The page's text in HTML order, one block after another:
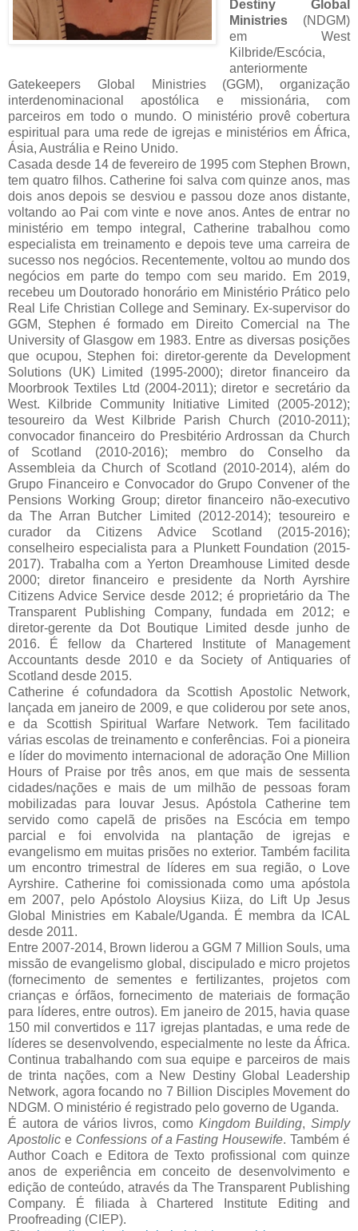
Destiny Global
Ministries(NDGM)
em West
Kilbride/Escócia,
anteriormente
Gatekeepers Global Ministries (GGM), organização
interdenominacional apostólica e missionária, com
parceiros em todo o mundo. O ministério provê cobertura
espiritual para uma rede de igrejas e ministérios em África,
Ásia, Austrália e Reino Unido.
Casada desde 14 de fevereiro de 1995 com Stephen Brown,
tem quatro filhos. Catherine foi salva com quinze anos, mas
dois anos depois se desviou e passou doze anos distante,
voltando ao Pai com vinte e nove anos. Antes de entrar no
ministério em tempo integral, Catherine trabalhou como
especialista em treinamento e depois teve uma carreira de
sucesso nos negócios. Recentemente, voltou ao mundo dos
negócios em parte do tempo com seu marido. Em 2019,
recebeu um Doutorado honorário em Ministério Prático pelo
Real Life Christian College and Seminary. Ex-supervisor do
GGM, Stephen é formado em Direito Comercial na The
University of Glasgow em 1983. Entre as diversas posições
que ocupou, Stephen foi: diretor-gerente da Development
Solutions (UK) Limited (1995-2000); diretor financeiro da
Moorbrook Textiles Ltd (2004-2011); diretor e secretário da
West. Kilbride Community Initiative Limited (2005-2012);
tesoureiro da West Kilbride Parish Church (2010-2011);
convocador financeiro do Presbitério Ardrossan da Church
of Scotland (2010-2016); membro do Conselho da
Assembleia da Church of Scotland (2010-2014), além do
Grupo Financeiro e Convocador do Grupo Convener of the
Pensions Working Group; diretor financeiro não-executivo
da The Arran Butcher Limited (2012-2014); tesoureiro e
curador da Citizens Advice Scotland (2015-2016);
conselheiro especialista para a Plunkett Foundation (2015-
2017). Trabalha com a Yerton Dreamhouse Limited desde
2000; diretor financeiro e presidente da North Ayrshire
Citizens Advice Service desde 2012; é proprietário da The
Transparent Publishing Company, fundada em 2012; e
diretor-gerente da Dot Boutique Limited desde junho de
2016. É fellow da Chartered Institute of Management
Accountants desde 2010 e da Society of Antiquaries of
Scotland desde 2015.
Catherine é cofundadora da Scottish Apostolic Network,
lançada em janeiro de 2009, e que coliderou por sete anos,
e da Scottish Spiritual Warfare Network. Tem facilitado
várias escolas de treinamento e conferências. Foi a pioneira
e líder do movimento internacional de adoração One Million
Hours of Praise por três anos, em que mais de sessenta
cidades/nações e mais de um milhão de pessoas foram
mobilizadas para louvar Jesus. Apóstola Catherine tem
servido como capelã de prisões na Escócia em tempo
parcial e foi envolvida na plantação de igrejas e
evangelismo em muitas prisões no exterior. Também facilita
um encontro trimestral de líderes em sua região, o Love
Ayrshire. Catherine foi comissionada como uma apóstola
em 2007, pelo Apóstolo Aloysius Kiiza, do Lift Up Jesus
Global Ministries em Kabale/Uganda. É membra da ICAL
desde 2011.
Entre 2007-2014, Brown liderou a GGM 7 Million Souls, uma
missão de evangelismo global, discipulado e micro projetos
(fornecimento de sementes e fertilizantes, projetos com
crianças e órfãos, fornecimento de materiais de formação
para líderes, entre outros). Em janeiro de 2015, havia quase
150 mil convertidos e 117 igrejas plantadas, e uma rede de
líderes se desenvolvendo, especialmente no leste da África.
Continua trabalhando com sua equipe e parceiros de mais
de trinta nações, com a New Destiny Global Leadership
Network, agora focando no 7 Billion Disciples Movement do
NDGM. O ministério é registrado pelo governo de Uganda.
É autora de vários livros, como Kingdom Building, Simply
Apostolic e Confessions of a Fasting Housewife. Também é
Author Coach e Editora de Texto profissional com quinze
anos de experiência em conceito de desenvolvimento e
edição de conteúdo, através da The Transparent Publishing
Company. É filiada à Chartered Institute Editing and
Proofreading (CIEP).